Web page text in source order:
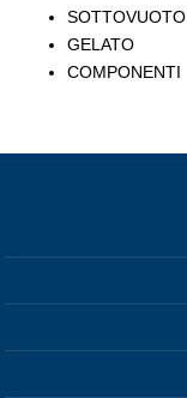
SOTTOVUOTO
GELATO
COMPONENTI